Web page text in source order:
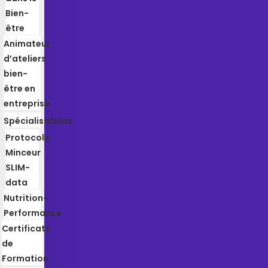
Bien-
être
Animateur
d’ateliers
bien-
être en
entreprise
Spécialisations
Protocole
Minceur
SLIM-
data
Nutrition-
Performance
Certificats
de
Formation